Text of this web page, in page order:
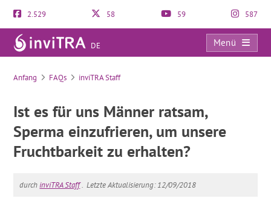
2.529 58 59 587
DE
Menü
FAQs
Anfang FAQs inviTRA Staff
Ist es für uns Männer ratsam,
Sperma einzufrieren, um unsere
Fruchtbarkeit zu erhalten?
durchinviTRA Staff. Letzte Aktualisierung: 12/09/2018